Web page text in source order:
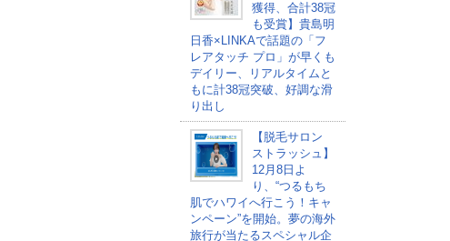
獲得、合計38冠
も受賞】貴島明
日香×LINKAで話題の「フ
レアタッチ プロ」が早くも
デイリー、リアルタイムと
もに計38冠突破、好調な滑
り出し
【脱毛サロン
ストラッシュ】
12月8日よ
り、“つるもち
肌でハワイへ行こう！キャ
ンペーン”を開始。夢の海外
旅行が当たるスペシャル企